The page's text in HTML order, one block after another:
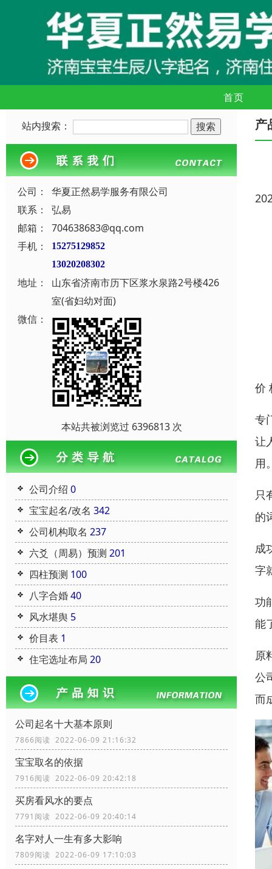
首页
站内搜索：
公司：
华夏正然易学服务有限公司
联系：
弘易
邮箱：
704638683@qq.com
手机：
15275129852
13020208302
地址：
山东省济南市历下区浆水泉路2号楼426
室(省妇幼对面)
微信：
本站共被浏览过 6396813 次
公司介绍 0
宝宝起名/改名 342
公司机构取名 237
六爻（周易）预测 201
四柱预测 100
八字合婚40
风水堪舆 5
价目表 1
住宅选址布局 20
公司起名十大基本原则
7866阅读 2022-06-09 21:16:32
宝宝取名的依据
7916阅读 2022-06-09 20:42:18
买房看风水的要点
7791阅读 2022-06-09 20:40:14
名字对人一生有多大影响
7809阅读 2022-06-09 17:10:03
产
价
专
让
用
只
的
成
字
功
能
原
公
而